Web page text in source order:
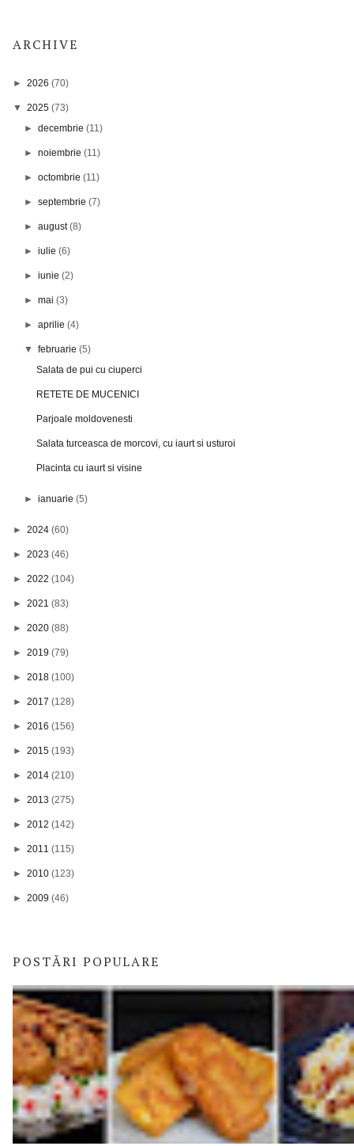
ARCHIVE
► 2026 (70)
▼ 2025 (73)
►decembrie(11)
►noiembrie(11)
►octombrie(11)
►septembrie(7)
►august(8)
►iulie(6)
►iunie(2)
►mai(3)
►aprilie(4)
▼februarie(5)
Salata de pui cu ciuperci
RETETE DE MUCENICI
Parjoale moldovenesti
Salata turceasca de morcovi, cu iaurt si usturoi
Placinta cu iaurt si visine
►ianuarie(5)
► 2024 (60)
► 2023 (46)
► 2022 (104)
► 2021 (83)
► 2020 (88)
► 2019 (79)
► 2018 (100)
► 2017 (128)
► 2016 (156)
► 2015 (193)
► 2014 (210)
► 2013 (275)
► 2012 (142)
► 2011 (115)
► 2010 (123)
► 2009 (46)
POSTĂRI POPULARE